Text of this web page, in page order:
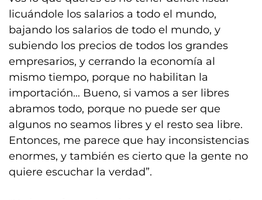
licuándole los salarios a todo el mundo,
bajando los salarios de todo el mundo, y
subiendo los precios de todos los grandes
empresarios, y cerrando la economía al
mismo tiempo, porque no habilitan la
importación… Bueno, si vamos a ser libres
abramos todo, porque no puede ser que
algunos no seamos libres y el resto sea libre.
Entonces, me parece que hay inconsistencias
enormes, y también es cierto que la gente no
quiere escuchar la verdad”.